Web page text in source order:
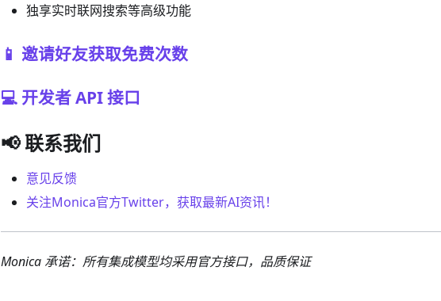
独享实时联网搜索等高级功能
📱 邀请好友获取免费次数
💻 开发者 API 接口
📢 联系我们
意见反馈
关注Monica官方Twitter，获取最新AI资讯！
Monica 承诺：所有集成模型均采用官方接口，品质保证